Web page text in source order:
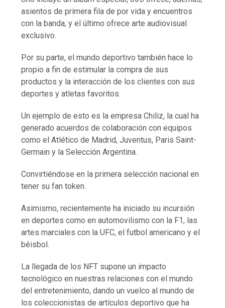
asientos de primera fila de por vida y encuentros
con la banda, y el último ofrece arte audiovisual
exclusivo.
Por su parte, el mundo deportivo también hace lo
propio a fin de estimular la compra de sus
productos y la interacción de los clientes con sus
deportes y atletas favoritos.
Un ejemplo de esto es la empresa Chiliz, la cual ha
generado acuerdos de colaboración con equipos
como el Atlético de Madrid, Juventus, Paris Saint-
Germain y la Selección Argentina.
Convirtiéndose en la primera selección nacional en
tener su fan token.
Asimismo, recientemente ha iniciado su incursión
en deportes como en automovilismo con la F1, las
artes marciales con la UFC, el futbol americano y el
béisbol.
La llegada de los NFT supone un impacto
tecnológico en nuestras relaciones con el mundo
del entretenimiento, dando un vuelco al mundo de
los coleccionistas de artículos deportivo que ha